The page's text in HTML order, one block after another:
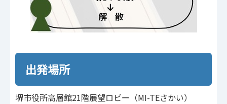
出発場所
堺市役所高層館21階展望ロビー（MI-TEさかい）